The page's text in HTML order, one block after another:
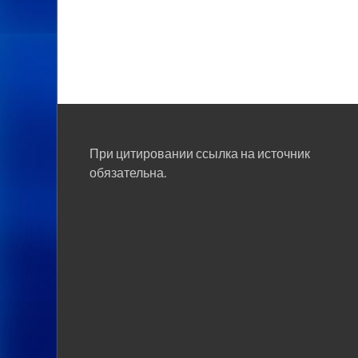
При цитировании ссылка на источник
обязательна.